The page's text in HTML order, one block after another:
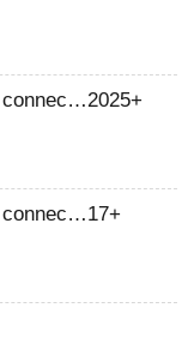
connector2025+
connector17+